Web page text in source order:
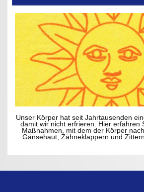
Unser Körper hat seit Jahrtausenden
damit wir nicht erfrieren. Hier erfahren
Maßnahmen, mit dem der Körper
Gänsehaut, Zähneklappern und